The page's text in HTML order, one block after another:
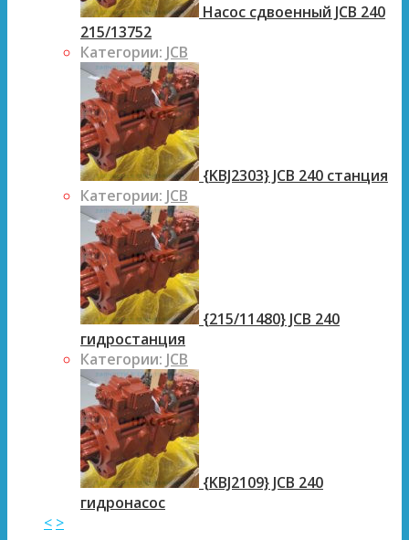
Насос сдвоенный JCB 240
215/13752
Категории: JCB
{KBJ2303} JCB 240 станция
Категории: JCB
{215/11480} JCB 240
гидростанция
Категории: JCB
{KBJ2109} JCB 240
гидронасос
< >